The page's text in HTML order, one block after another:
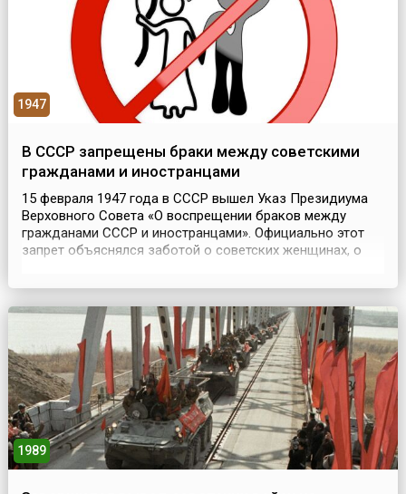
1947
В СССР запрещены браки между советскими
гражданами и иностранцами
15 февраля 1947 года в СССР вышел Указ Президиума
Верховного Совета «О воспрещении браков между
гражданами СССР и иностранцами». Официально этот
запрет объяснялся заботой о советских женщинах, о
замуж за иностранцев и оказавшиеся за границей, в
подвергаются дискриминации».Но на самом деле власти
беспокои...
1989